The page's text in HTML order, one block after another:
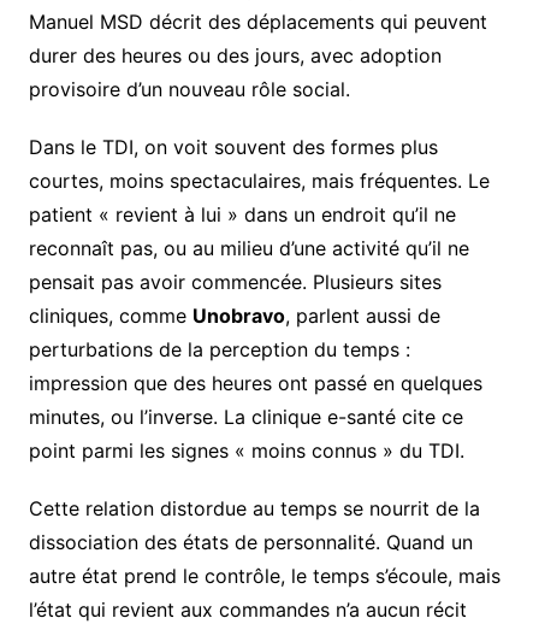
Manuel MSD décrit des déplacements qui peuvent
durer des heures ou des jours, avec adoption
provisoire d’un nouveau rôle social.
Dans le TDI, on voit souvent des formes plus
courtes, moins spectaculaires, mais fréquentes. Le
patient « revient à lui » dans un endroit qu’il ne
reconnaît pas, ou au milieu d’une activité qu’il ne
pensait pas avoir commencée. Plusieurs sites
cliniques, comme Unobravo, parlent aussi de
perturbations de la perception du temps :
impression que des heures ont passé en quelques
minutes, ou l’inverse. La clinique e-santé cite ce
point parmi les signes « moins connus » du TDI.
Cette relation distordue au temps se nourrit de la
dissociation des états de personnalité. Quand un
autre état prend le contrôle, le temps s’écoule, mais
l’état qui revient aux commandes n’a aucun récit